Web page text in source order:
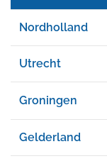
Nordholland
Utrecht
Groningen
Gelderland